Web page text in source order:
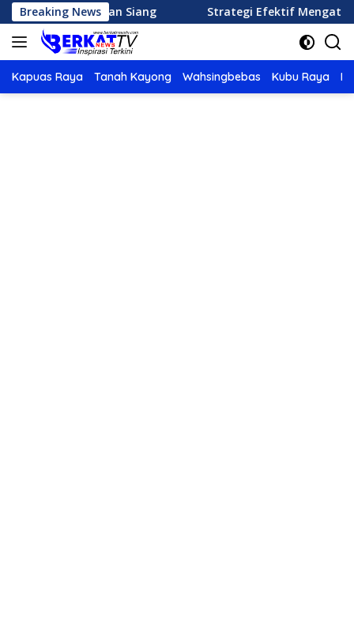
Langsung
ke
konten
Breaking News
Makan Siang Strategi Efektif Mengatur Keuangan
Kapuas Raya Tanah Kayong Wahsingbebas Kubu Raya